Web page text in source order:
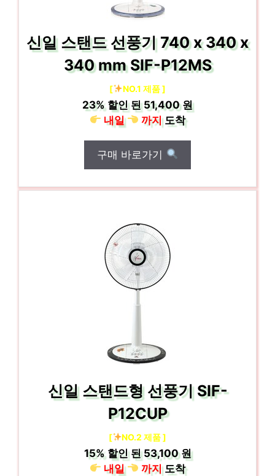
신일 스탠드 선풍기 740 x 340 x
340 mm SIF-P12MS
[ NO.1 제품 ]
23% 할인 된51,400 원
내일
까지도착
구매 바로가기
신일 스탠드형 선풍기 SIF-
P12CUP
[ NO.2 제품 ]
15%할인 된53,100 원
내일
까지도착